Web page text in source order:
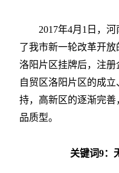
2017年4月1日，
了我市新一轮改革开
洛阳片区挂牌后，注
自贸区洛阳片区的成
持，高新区的逐渐完
品质型。
关键词9